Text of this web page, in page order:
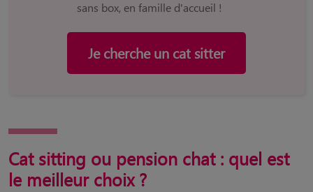
sans box, en famille d'accueil !
Je cherche un cat sitter
Cat sitting ou pension chat : quel est
le meilleur choix ?